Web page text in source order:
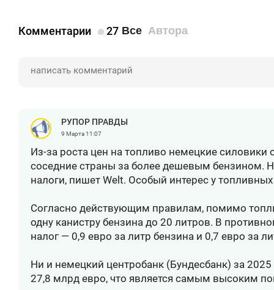
Комментарии 27 Все Автора
РУПОР ПРАВДЫ
9 Марта11:07
Из-за роста цен на топливо немецкие силовики
соседние страны за более дешевым бензином.
налоги, пишет Welt. Особый интерес у
Согласно действующим правилам, помимо
одну канистру бензина до 20 литров. В
налог — 0,9 евро за литр бензина и 0,7 евро за
Ни и немецкий центробанк (Бундесбанк) за
27,8 млрд евро, что является самым высоким